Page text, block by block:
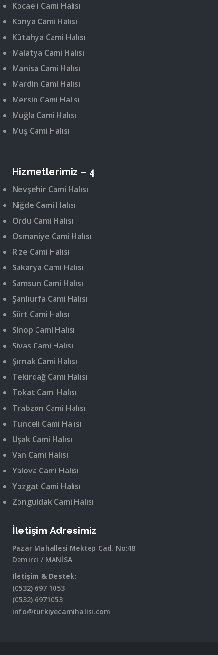
Kocaeli Cami Halısı
Konya Cami Halısı
Kütahya Cami Halısı
Malatya Cami Halısı
Manisa Cami Halısı
Mardin Cami Halısı
Mersin Cami Halısı
Muğla Cami Halısı
Muş Cami Halısı
Hizmetlerimiz – 4
Nevşehir Cami Halısı
Niğde Cami Halısı
Ordu Cami Halısı
Osmaniye Cami Halısı
Rize Cami Halısı
Sakarya Cami Halısı
Samsun Cami Halısı
Şanlıurfa Cami Halısı
Siirt Cami Halısı
Sinop Cami Halısı
Sivas Cami Halısı
Şırnak Cami Halısı
Tekirdağ Cami Halısı
Tokat Cami Halısı
Trabzon Cami Halısı
Tunceli Cami Halısı
Uşak Cami Halısı
Van Cami Halısı
Yalova Cami Halısı
Yozgat Cami Halısı
Zonguldak Cami Halısı
İletişim Adresimiz
Pazar Mahallesi Mektep Cad. No:48
Demirci / MANİSA
İletişim & Destek:
(0532) 697 1053
(0532) 6971053
info@turkiyecamihalisi.com